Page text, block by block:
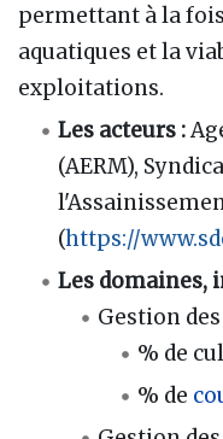
permettant à la
aquatiques et la
exploitations.
Les acteurs :
(AERM),
(https://
Les domaines,
Gestion
% de
% de